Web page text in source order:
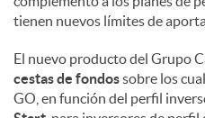
tienen nuevos límites de
El nuevo producto del Grupo
cestas de fondossobre los
GO, en función del perfil